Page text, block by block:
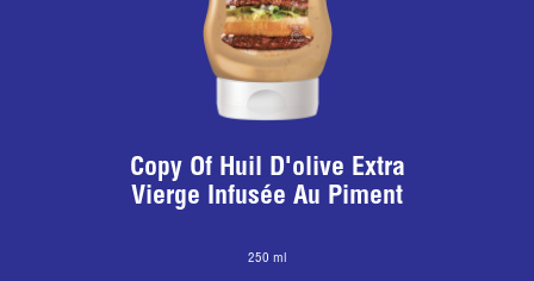
Copy Of Huil D'olive Extra
Vierge Infusée Au Piment
250 ml